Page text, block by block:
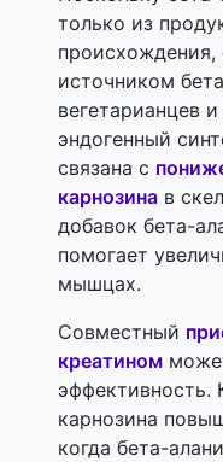
только из
происхождения,
источником
вегетарианцев
эндогенный
связана с
карнозина в
добавок бета-
помогает
мышцах.
Совместный
креатином
эффективность.
карнозина
когда бета-